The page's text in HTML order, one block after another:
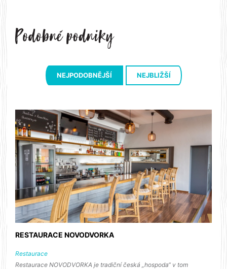
NEJPODOBNĚJŠÍ NEJBLIŽŠÍ
RESTAURACE NOVODVORKA
Restaurace
Restaurace NOVODVORKA je tradiční česká „hospoda“ v tom